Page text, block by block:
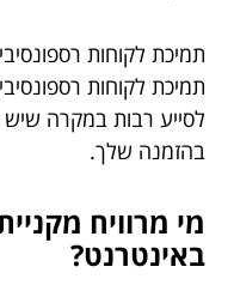
תמיכת לקוחות
תמיכת לקוחות
לסייע רבות במקרה
בהזמנה שלך.
מי מרוויח
באינטרנט?